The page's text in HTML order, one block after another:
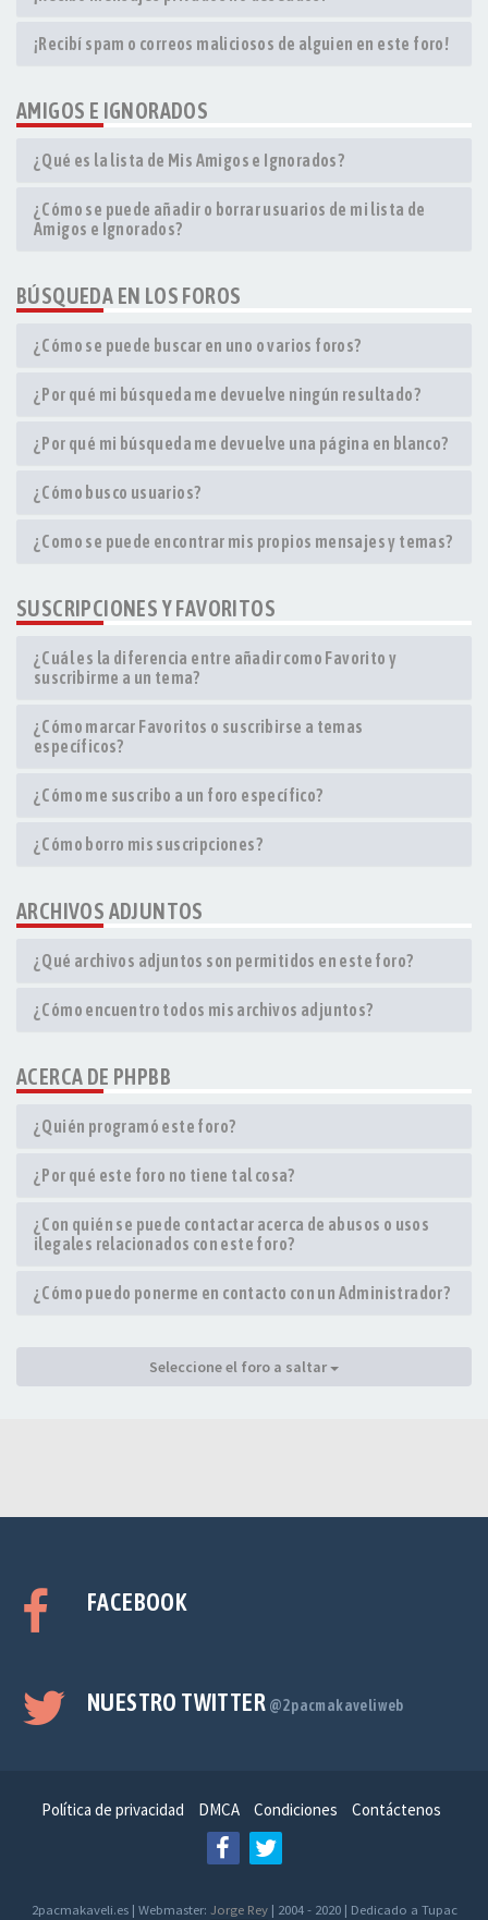
¡Recibí spam o correos maliciosos de alguien en este foro!
AMIGOS E IGNORADOS
¿Qué es la lista de Mis Amigos e Ignorados?
¿Cómo se puede añadir o borrar usuarios de mi lista de
Amigos e Ignorados?
BÚSQUEDA EN LOS FOROS
¿Cómo se puede buscar en uno o varios foros?
¿Por qué mi búsqueda me devuelve ningún resultado?
¿Por qué mi búsqueda me devuelve una página en blanco?
¿Cómo busco usuarios?
¿Como se puede encontrar mis propios mensajes y temas?
SUSCRIPCIONES Y FAVORITOS
¿Cuál es la diferencia entre añadir como Favorito y
suscribirme a un tema?
¿Cómo marcar Favoritos o suscribirse a temas
específicos?
¿Cómo me suscribo a un foro específico?
¿Cómo borro mis suscripciones?
ARCHIVOS ADJUNTOS
¿Qué archivos adjuntos son permitidos en este foro?
¿Cómo encuentro todos mis archivos adjuntos?
ACERCA DE PHPBB
¿Quién programó este foro?
¿Por qué este foro no tiene tal cosa?
¿Con quién se puede contactar acerca de abusos o usos
ilegales relacionados con este foro?
¿Cómo puedo ponerme en contacto con un Administrador?
Seleccione el foro a saltar
FACEBOOK
NUESTRO TWITTER @2pacmakaveliweb
Política de privacidad DMCA Condiciones Contáctenos
2pacmakaveli.es | Webmaster: Jorge Rey| 2004 - 2020 | Dedicado a Tupac